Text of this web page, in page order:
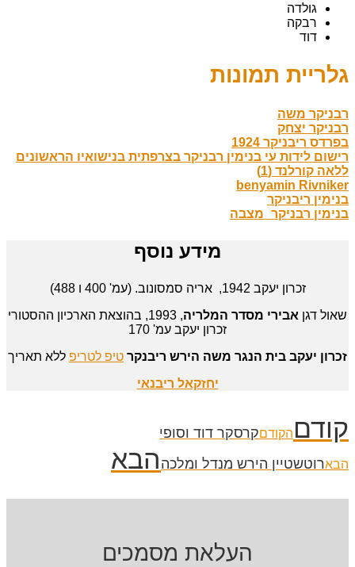
גולדה
רבקה
דוד
גלריית תמונות
רבניקר משה
רבניקר יצחק
בפרדס ריבניקר 1924
רישום לידות עי בנימין רבניקר בצרפתית בנישואיו הראשונים
ללאה קורלנד (1)
benyamin Rivniker
בנימין ריבניקר
בנימין רבניקר_מצבה
מידע נוסף
זכרון יעקב 1942, אריה סמסונוב. (עמ' 400 ו 488)
שאול דגן אבירי מסדר המלריה
, 1993, בהוצאת הארכיון ההסטורי
זכרון יעקב עמ' 170
זכרון יעקב בית הנגר משה הירש ריבנקר טיפ לטריפ ללא תאריך
יחזקאל ריבנאי
קודם הקודםקרסקר דוד וסופי
הבארוטשטיין הירש מנדל ומלכה הבא
העלאת מסמכים